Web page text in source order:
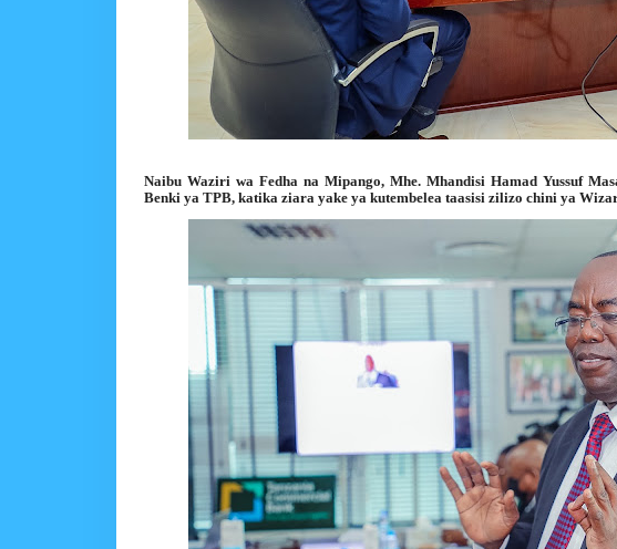
Naibu Waziri wa Fedha na Mipango, Mhe. Mhandisi Hamad Yussuf
Benki ya TPB, katika ziara yake ya kutembelea taasisi zilizo chini ya